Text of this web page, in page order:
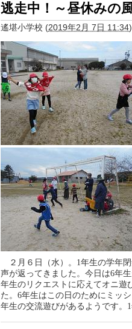
逃走中！～昼休みの
遙堪小学校 (2019年2月 7日 11:34)
２月６日（水）。 1年生の学年
声が返ってきました。今日は6年
年生のリクエストに応えてオニ遊
た。 6年生はこの日のためにミッ
年生の交流遊びがあるようです。 1